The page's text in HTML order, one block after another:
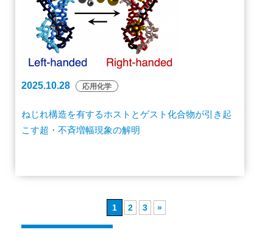
2025.10.28 応用化学
ねじれ構造を有するホストとゲスト化合物が引き起
こす超・不斉増幅現象の解明
1 2 3 »